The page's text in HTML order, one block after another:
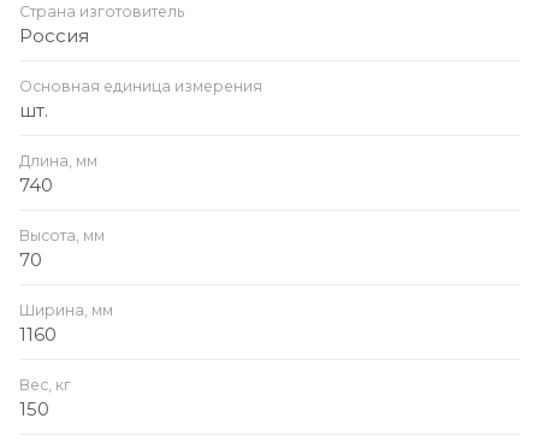
Страна изготовитель
Россия
Основная единица измерения
шт.
Длина, мм
740
Высота, мм
70
Ширина, мм
1160
Вес, кг
150